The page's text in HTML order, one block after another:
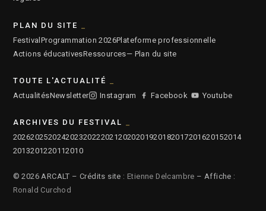
PLAN DU SITE
Festival Programmation 2026Plateforme professionnelle
Actions éducativesRessources— Plan du site
TOUTE L'ACTUALITÉ
ActualitésNewsletter Instagram Facebook Youtube
ARCHIVES DU FESTIVAL
2026202520242023202220212020201920182017201620152014
2013201220112010
© 2026 ARCALT – Crédits site : Etienne Delcambre – Affiche :
Ronald Curchod